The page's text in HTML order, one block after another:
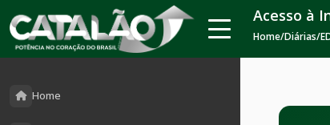
Home
Acesso à
Home/Diárias/